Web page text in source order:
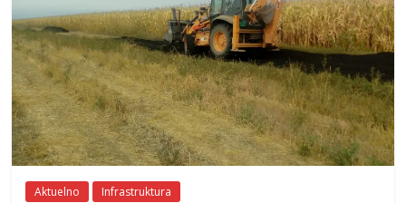
Aktuelno Infrastruktura